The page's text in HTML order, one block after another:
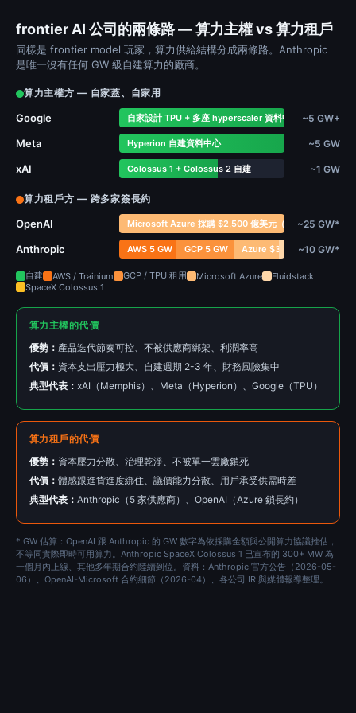
frontier AI 公司的兩條路 — 算力主權 vs 算力租戶
同樣是 frontier model 玩家，算力供給結構分成兩條路。Anthropic
是唯一沒有任何 GW 級自建算力的廠商。
算力主權方 — 自家蓋、自家用
Google 自家設計 TPU + 多座 hyperscaler 資料中心 ~5 GW+
Meta Hyperion 自建資料中心 ~5 GW
xAI Colossus 1 + Colossus 2 自建 ~1 GW
算力租戶方 — 跨多家簽長約
OpenAI Microsoft Azure 採購 $2,500 億美元（2026-04 新合約
~25 GW*
Anthropic AWS 5 GW GCP 5 GW Azure $300 億Fluidstack
~10 GW*
自建 AWS / Trainium GCP / TPU 租用 Microsoft Azure
Fluidstack
SpaceX Colossus 1
算力主權的代價
優勢： 產品迭代節奏可控、不被供應商綁架、利潤率高
代價： 資本支出壓力極大、自建週期 2-3 年、財務風險集中
典型代表： xAI（Memphis）、Meta（Hyperion）、Google（TPU）
算力租戶的代價
優勢： 資本壓力分散、治理乾淨、不被單一雲廠鎖死
代價： 體感跟進貨進度綁住、議價能力分散、用戶承受供需時差
典型代表： Anthropic（5 家供應商）、OpenAI（Azure 鎖長約）
* GW 估算：OpenAI 跟 Anthropic 的 GW 數字為依採購金額與公開算力協議推估，
不等同實際即時可用算力。Anthropic SpaceX Colossus 1 已宣布的 300+ MW 為
一個月內上線、其他多年期合約陸續到位。資料：Anthropic 官方公告（2026-05-
06）、OpenAI-Microsoft 合約細節（2026-04）、各公司 IR 與媒體報導整理。